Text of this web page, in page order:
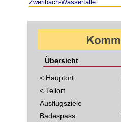
Zweribach-Wasserfälle
Übersicht
< Hauptort
< Teilort
Ausflugsziele
Badespass